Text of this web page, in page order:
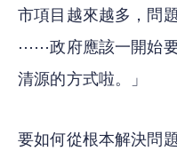
市項目越來越多，問
⋯⋯政府應該一開始
清源的方式啦。」
要如何從根本解決問